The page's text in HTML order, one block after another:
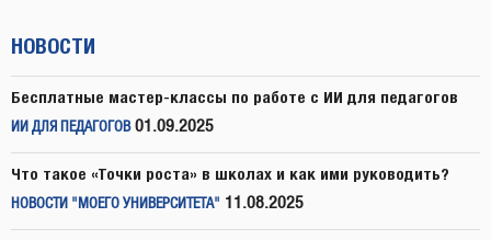
НОВОСТИ
Бесплатные мастер-классы по работе с ИИ для педагогов
ИИ ДЛЯ ПЕДАГОГОВ 01.09.2025
Что такое «Точки роста» в школах и как ими руководить?
НОВОСТИ "МОЕГО УНИВЕРСИТЕТА" 11.08.2025